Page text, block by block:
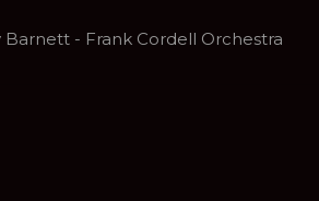
Barnett - Frank Cordell Orchestra